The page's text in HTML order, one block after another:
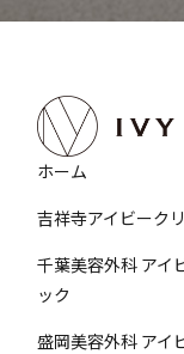
ホーム
吉祥寺アイビーク
千葉美容外科 アイ
ック
盛岡美容外科 アイ